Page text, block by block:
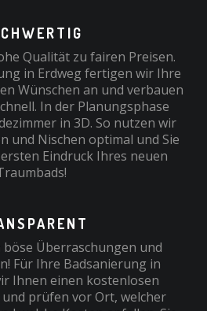
Qualität zu fairen Preisen.
in Erdweg fertigen wir Ihre
Wünschen an und verbauen
In der Planungsphase
in 3D. So nutzen wir
und Nischen optimal und Sie
Eindruck Ihres neuen
böse Überraschungen und
Für Ihre Badsanierung in
Ihnen einen kostenlosen
prüfen vor Ort, welcher